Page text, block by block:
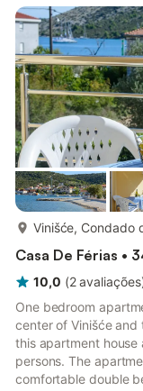
aguas cristalinas del
hay una ducha
aire...
Vinišće, Condado
Casa De Férias •
10,0 (2 avaliações
One bedroom
center of Vinišće
this apartment
persons. The
comfortable double